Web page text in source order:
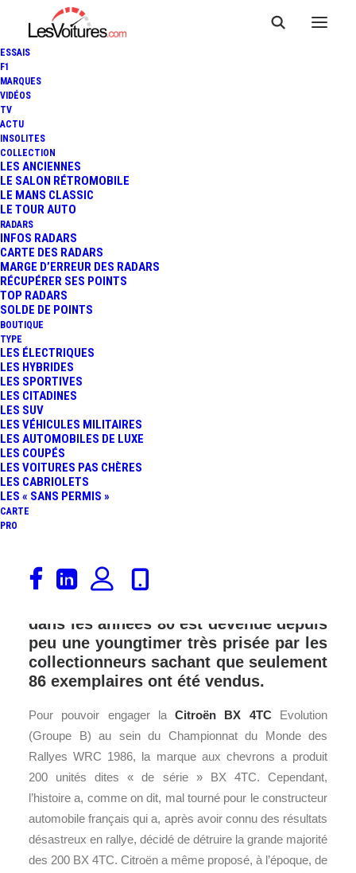
ESSAIS
F1
MARQUES
VIDÉOS
TV
ACTU
INSOLITES
COLLECTION
LES ANCIENNES
LE SALON RÉTROMOBILE
LE MANS CLASSIC
LE TOUR AUTO
RADARS
INFOS RADARS
CARTE DES RADARS
MARGE D’ERREUR DES RADARS
RÉCUPÉRER SES POINTS
TOP RADARS
SOLDE DE POINTS
BOUTIQUE
TYPE
LES ÉLECTRIQUES
LES HYBRIDES
LES SPORTIVES
LES CITADINES
LES SUV
LES VÉHICULES MILITAIRES
LES AUTOMOBILES DE LUXE
LES COUPÉS
LES VOITURES PAS CHÈRES
LES CABRIOLETS
LES « SANS PERMIS »
CARTE
PRO
EXEMPLAIRE À VENDRE 174
3 Minutes
Outre-Atlantique, une très rare Citroën
BX 4TC de 1987 est à vendre chez LBI
dans les années 80 est devenue depuis
peu une youngtimer très prisée par les
collectionneurs sachant que seulement
86 exemplaires ont été vendus.
Pour pouvoir engager laCitroën BX 4TCEvolution
(Groupe B) au sein du Championnat du Monde des
Rallyes WRC 1986, la marque aux chevrons a produit
200 unités dites « de série » BX 4TC. Cependant,
l’histoire a, comme on dit, mal tourné pour le constructeur
automobile français qui a, après avoir connu des résultats
désastreux en rallye, décidé de détruire la grande majorité
des 200 BX 4TC. Citroën a même proposé, à l’époque, de